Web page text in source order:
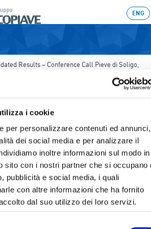
i cookie
per personalizzare contenuti ed annunci,
dei social media e per analizzare il
inoltre informazioni sul modo in
sito con i nostri partner che si occupano
pubblicità e social media, i quali
con altre informazioni che ha fornito
dal suo utilizzo dei loro servizi.
ENG
Results – Conference Call Pieve di Soligo,
Ultimo aggiornamento: 08/05/2025 13:59
CONFERENCE
DI SOLIGO, 8TH